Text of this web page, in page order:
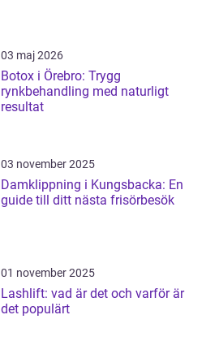
03 maj 2026
Botox i Örebro: Trygg
rynkbehandling med naturligt
resultat
03 november 2025
Damklippning i Kungsbacka: En
guide till ditt nästa frisörbesök
01 november 2025
Lashlift: vad är det och varför är
det populärt